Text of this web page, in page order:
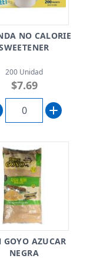
NO CALORIE
200 Unidad
$7.69
GOYO AZUCAR
NEGRA